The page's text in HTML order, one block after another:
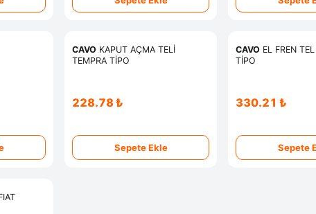
CAVO KAPUT AÇMA TELİ
TEMPRA TİPO
228.78 ₺
Sepete Ekle
CAVO EL FREN
TİPO
330.21 ₺
Sepete